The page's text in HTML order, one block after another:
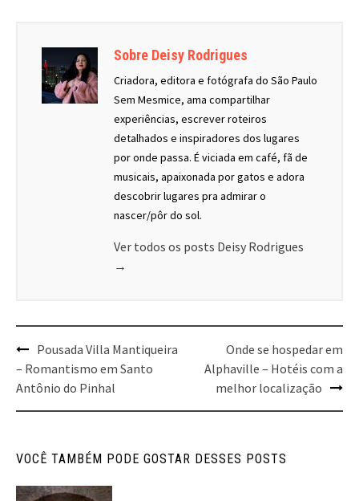
Sobre Deisy Rodrigues
Criadora, editora e fotógrafa do São Paulo
Sem Mesmice, ama compartilhar
experiências, escrever roteiros
detalhados e inspiradores dos lugares
por onde passa. É viciada em café, fã de
musicais, apaixonada por gatos e adora
descobrir lugares pra admirar o
nascer/pôr do sol.
Ver todos os posts Deisy Rodrigues
→
Navegue
pelo
Post
Pousada Villa Mantiqueira
– Romantismo em Santo
Antônio do Pinhal
Onde se hospedar em
Alphaville – Hotéis com a
melhor localização
VOCÊ TAMBÉM PODE GOSTAR DESSES POSTS